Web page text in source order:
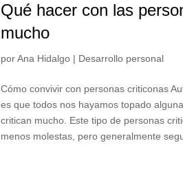
Qué hacer con las
mucho
porAna Hidalgo | Desarrollo personal
Cómo convivir con personas criticonas
es que todos nos hayamos topado
critican mucho. Este tipo de personas
menos molestas, pero generalmente